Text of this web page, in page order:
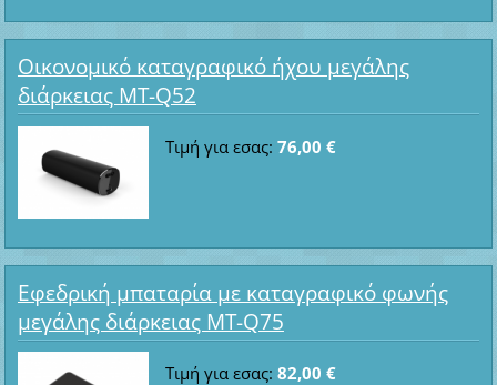
Οικονομικό καταγραφικό ήχου μεγάλης
διάρκειας MT-Q52
Τιμή για εσας: 76,00 €
Εφεδρική μπαταρία με καταγραφικό φωνής
μεγάλης διάρκειας MT-Q75
Τιμή για εσας: 82,00 €